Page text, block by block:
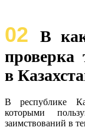
02
В
проверка
в
В республике
которыми
заимствований в